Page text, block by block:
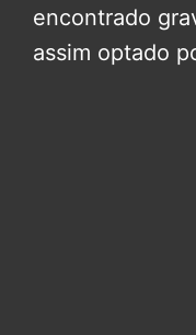
encontrado
assim optado